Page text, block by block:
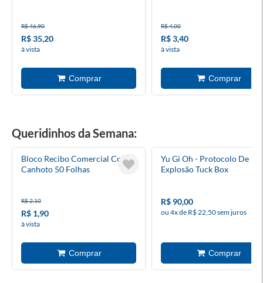
R$ 46,90
R$ 35,20
à vista
R$ 4,00
R$ 3,40
à vista
Queridinhos da Semana:
Bloco Recibo Comercial Com
Canhoto 50 Folhas
R$ 2,10
R$ 1,90
à vista
Yu Gi Oh - Protocolo De
Explosão Tuck Box
R$ 90,00
ou 4x de R$ 22,50 sem juros